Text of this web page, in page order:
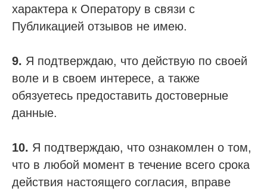
характера к Оператору в связи с
Публикацией отзывов не имею.
9. Я подтверждаю, что действую по своей
воле и в своем интересе, а также
обязуетесь предоставить достоверные
данные.
10. Я подтверждаю, что ознакомлен о том,
что в любой момент в течение всего срока
действия настоящего согласия, вправе